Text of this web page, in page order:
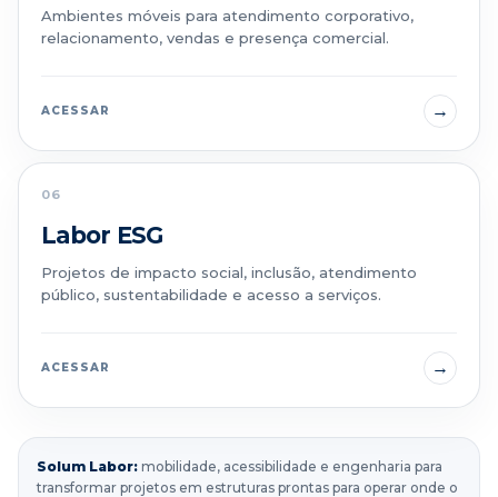
Ambientes móveis para atendimento corporativo,
relacionamento, vendas e presença comercial.
ACESSAR →
06
Labor ESG
Projetos de impacto social, inclusão, atendimento
público, sustentabilidade e acesso a serviços.
ACESSAR →
Solum Labor: mobilidade, acessibilidade e engenharia para
transformar projetos em estruturas prontas para operar onde o